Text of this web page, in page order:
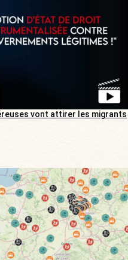
vont attirer les migrants